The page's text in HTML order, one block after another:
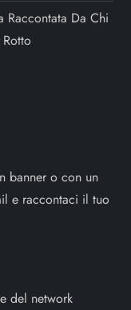
Raccontata Da Chi
banner o con un
e raccontaci il tuo
del network